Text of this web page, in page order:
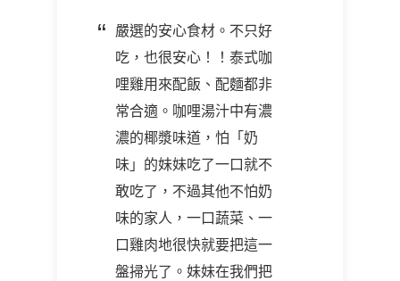
嚴選的安心食材。不只好
吃，也很安心！！泰式咖
哩雞用來配飯、配麵都非
常合適。咖哩湯汁中有濃
濃的椰漿味道，怕「奶
味」的妹妹吃了一口就不
敢吃了，不過其他不怕奶
味的家人，一口蔬菜、一
口雞肉地很快就要把這一
盤掃光了。妹妹在我們把